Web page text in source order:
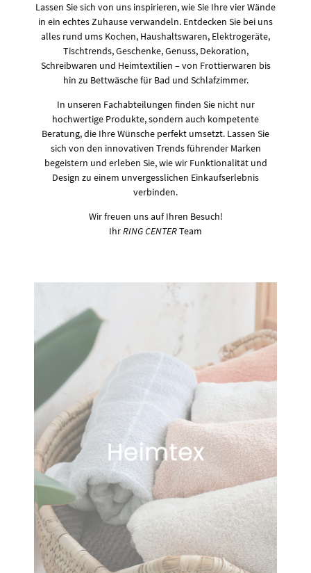
Lassen Sie sich von uns inspirieren, wie Sie Ihre vier Wände
in ein echtes Zuhause verwandeln. Entdecken Sie bei uns
alles rund ums Kochen, Haushaltswaren, Elektrogeräte,
Tischtrends, Geschenke, Genuss, Dekoration,
Schreibwaren und Heimtextilien – von Frottierwaren bis
hin zu Bettwäsche für Bad und Schlafzimmer.
In unseren Fachabteilungen finden Sie nicht nur
hochwertige Produkte, sondern auch kompetente
Beratung, die Ihre Wünsche perfekt umsetzt. Lassen Sie
sich von den innovativen Trends führender Marken
begeistern und erleben Sie, wie wir Funktionalität und
Design zu einem unvergesslichen Einkaufserlebnis
verbinden.
Wir freuen uns auf Ihren Besuch!
IhrRING CENTERTeam